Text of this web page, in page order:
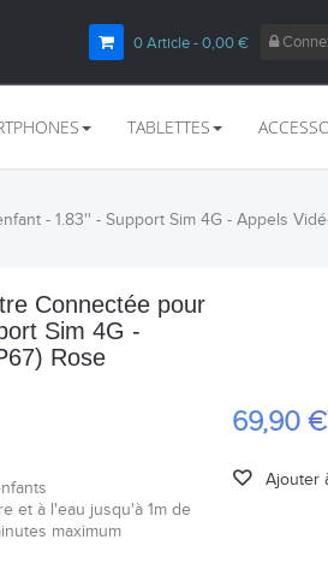
0Article- 0,00 €
TABLETTES
- 1.83'' - Support Sim 4G - Appels
Connectée pour
Sim 4G -
Rose
et à l'eau jusqu'à 1m de
maximum
69,90 €
Ajouter